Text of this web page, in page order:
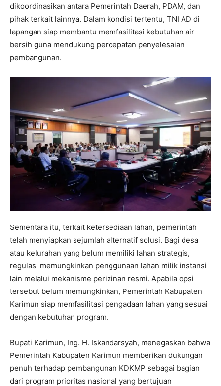
dikoordinasikan antara Pemerintah Daerah, PDAM, dan
pihak terkait lainnya. Dalam kondisi tertentu, TNI AD di
lapangan siap membantu memfasilitasi kebutuhan air
bersih guna mendukung percepatan penyelesaian
pembangunan.
Sementara itu, terkait ketersediaan lahan, pemerintah
telah menyiapkan sejumlah alternatif solusi. Bagi desa
atau kelurahan yang belum memiliki lahan strategis,
regulasi memungkinkan penggunaan lahan milik instansi
lain melalui mekanisme perizinan resmi. Apabila opsi
tersebut belum memungkinkan, Pemerintah Kabupaten
Karimun siap memfasilitasi pengadaan lahan yang sesuai
dengan kebutuhan program.
Bupati Karimun, Ing. H. Iskandarsyah, menegaskan bahwa
Pemerintah Kabupaten Karimun memberikan dukungan
penuh terhadap pembangunan KDKMP sebagai bagian
dari program prioritas nasional yang bertujuan